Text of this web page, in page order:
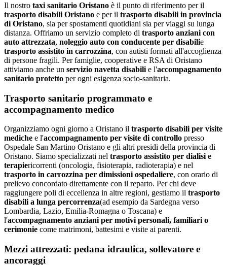
Il nostro taxi sanitario Oristano è il punto di riferimento per il
trasporto disabili Oristano e per il trasporto disabili in provincia
di Oristano, sia per spostamenti quotidiani sia per viaggi su lunga
distanza. Offriamo un servizio completo di trasporto anziani con
auto attrezzata, noleggio auto con conducente per disabilie
trasporto assistito in carrozzina, con autisti formati all'accoglienza
di persone fragili. Per famiglie, cooperative e RSA di Oristano
attiviamo anche un servizio navetta disabili e l'accompagnamento
sanitario protetto per ogni esigenza socio-sanitaria.
Trasporto sanitario programmato e
accompagnamento medico
Organizziamo ogni giorno a Oristano il trasporto disabili per visite
mediche e l'accompagnamento per visite di controllo presso
Ospedale San Martino Oristano e gli altri presidi della provincia di
Oristano. Siamo specializzati nel trasporto assistito per dialisi e
terapiericorrenti (oncologia, fisioterapia, radioterapia) e nel
trasporto in carrozzina per dimissioni ospedaliere, con orario di
prelievo concordato direttamente con il reparto. Per chi deve
raggiungere poli di eccellenza in altre regioni, gestiamo il trasporto
disabili a lunga percorrenza(ad esempio da Sardegna verso
Lombardia, Lazio, Emilia-Romagna o Toscana) e
l'accompagnamento anziani per motivi personali, familiari o
cerimonie come matrimoni, battesimi e visite ai parenti.
Mezzi attrezzati: pedana idraulica, sollevatore e
ancoraggi